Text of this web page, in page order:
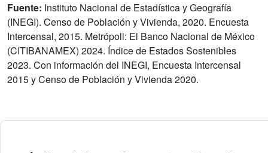
Fuente: Instituto Nacional de Estadística y Geografía
(INEGI). Censo de Población y Vivienda, 2020. Encuesta
Intercensal, 2015. Metrópoli: El Banco Nacional de México
(CITIBANAMEX) 2024. Índice de Estados Sostenibles
2023. Con información del INEGI, Encuesta Intercensal
2015 y Censo de Población y Vivienda 2020.